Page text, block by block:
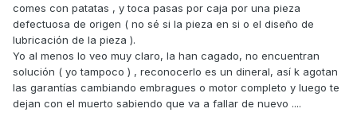
comes con patatas , y toca pasas por caja por una pieza
defectuosa de origen ( no sé si la pieza en si o el diseño de
lubricación de la pieza ).
Yo al menos lo veo muy claro, la han cagado, no encuentran
solución ( yo tampoco ) , reconocerlo es un dineral, así k agotan
las garantías cambiando embragues o motor completo y luego te
dejan con el muerto sabiendo que va a fallar de nuevo ....